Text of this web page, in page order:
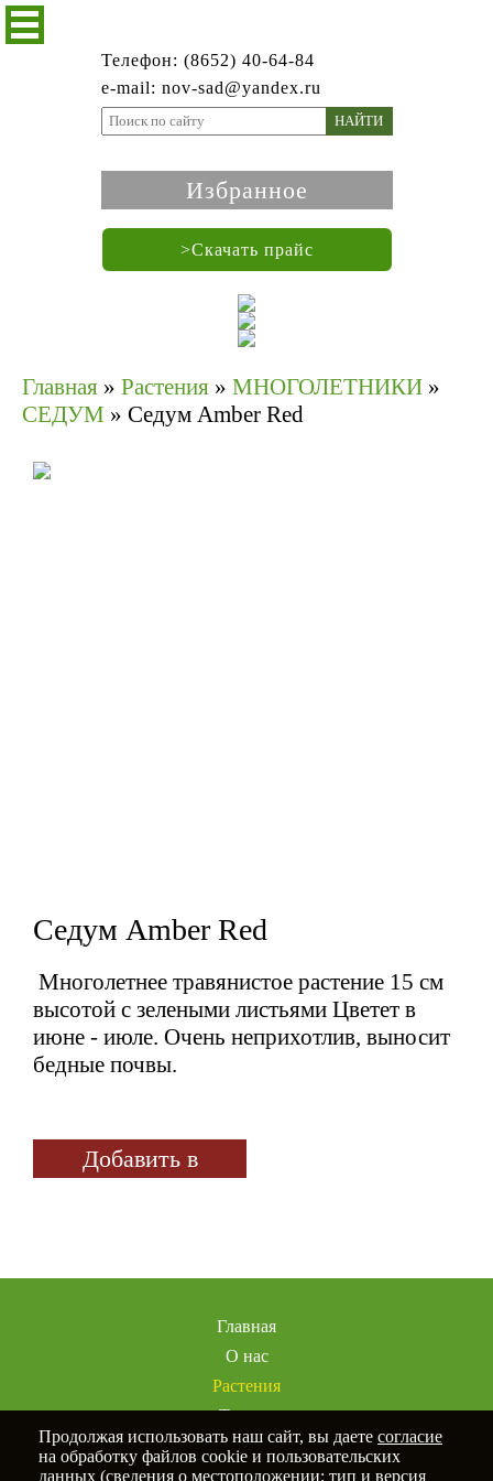
Телефон: (8652) 40-64-84
e-mail: nov-sad@yandex.ru
НАЙТИ
Избранное
>Скачать прайс
Главная » Растения » МНОГОЛЕТНИКИ »
СЕДУМ » Седум Amber Red
Седум Amber Red
Многолетнее травянистое растение 15 см
высотой с зелеными листьями Цветет в
июне - июле. Очень неприхотлив, выносит
бедные почвы.
Добавить в
Главная
О нас
Растения
Товары
Услуги
Портфолио
Продолжая использовать наш сайт, вы даете согласие
на обработку файлов cookie и пользовательских
данных (сведения о местоположении; тип и версия